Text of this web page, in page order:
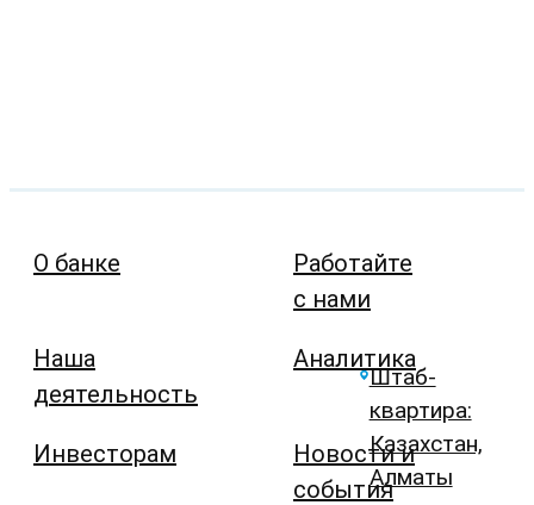
О банке
Наша
деятельность
Инвесторам
Работайте
с нами
Аналитика
Новости и
события
Штаб-
квартира:
Казахстан,
Алматы